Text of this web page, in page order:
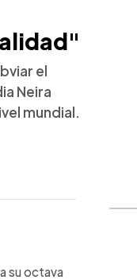
el
Neira
mundial.
su octava